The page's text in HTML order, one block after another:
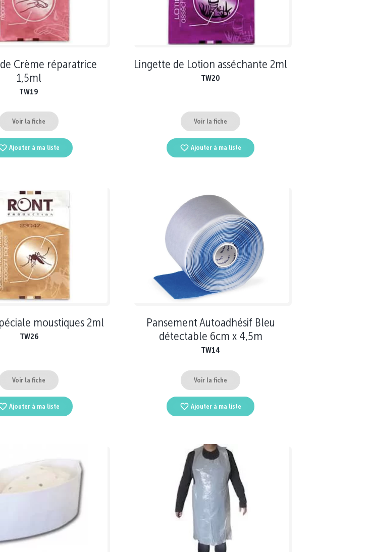
Crème réparatrice
1,5ml
TW19
Voir la fiche
Ajouter à ma liste
Lingette de Lotion asséchante 2ml
TW20
Voir la fiche
Ajouter à ma liste
moustiques 2ml
TW26
Voir la fiche
Ajouter à ma liste
Pansement Autoadhésif Bleu
détectable 6cm x 4,5m
TW14
Voir la fiche
Ajouter à ma liste